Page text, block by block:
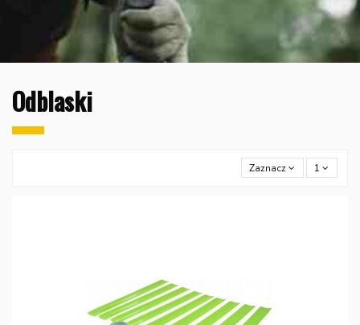
Odblaski
Zaznacz 1